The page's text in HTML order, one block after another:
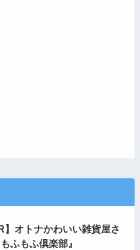
】オトナかわいい雑貨屋さ
ふもふ倶楽部』